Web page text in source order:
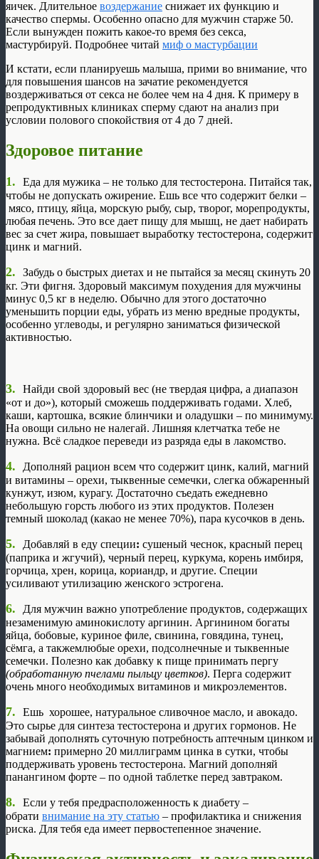
яичек. Длительное воздержание снижает их функцию и
качество спермы. Особенно опасно для мужчин старже 50.
Если вынужден пожить какое-то время без секса,
мастурбируй. Подробнее читай миф о мастурбации
И кстати, если планируешь малыша, прими во внимание, что
для повышения шансов на зачатие рекомендуется
воздерживаться от секса не более чем на 4 дня. К примеру в
репродуктивных клиниках сперму сдают на анализ при
условии полового спокойствия от 4 до 7 дней.
Здоровое питание
1. Еда для мужика – не только для тестостерона. Питайся так,
чтобы не допускать ожирение. Ешь все что содержит белки –
мясо, птицу, яйца, морскую рыбу, сыр, творог, морепродукты,
любая печень. Это все дает пищу для мышц, не дает набирать
вес за счет жира, повышает выработку тестостерона, содержит
цинк и магний.
2. Забудь о быстрых диетах и не пытайся за месяц скинуть 20
кг. Эти фигня. Здоровый максимум похудения для мужчины
минус 0,5 кг в неделю. Обычно для этого достаточно
уменьшить порции еды, убрать из меню вредные продукты,
особенно углеводы, и регулярно заниматься физической
активностью.
3. Найди свой здоровый вес (не твердая цифра, а диапазон
«от и до»), который сможешь поддерживать годами. Хлеб,
каши, картошка, всякие блинчики и оладушки – по минимуму.
На овощи сильно не налегай. Лишняя клетчатка тебе не
нужна. Всё сладкое переведи из разряда еды в лакомство.
4.
Дополняй рацион всем что содержит цинк, калий, магний
и витамины – орехи, тыквенные семечки, слегка обжаренный
кунжут, изюм, курагу. Достаточно съедать ежедневно
небольшую горсть любого из этих продуктов. Полезен
темный шоколад (какао не менее 70%), пара кусочков в день.
5. Добавляй в еду специи: сушеный чеснок, красный перец
(паприка и жгучий), черный перец, куркума, корень имбиря,
горчица, хрен, корица, кориандр, и другие. Специи
усиливают утилизацию женского эстрогена.
6.
Для мужчин важно употребление продуктов, содержащих
незаменимую аминокислоту аргинин. Аргинином богаты
яйца, бобовые, куриное филе, свинина, говядина, тунец,
сёмга, а такжемлюбые орехи, подсолнечные и тыквенные
семечки. Полезно как добавку к пище принимать пергу
(обработанную пчелами пыльцу цветков). Перга содержит
очень много необходимых витаминов и микроэлементов.
7. Ешь хорошее, натуральное сливочное масло, и авокадо.
Это сырье для синтеза тестостерона и других гормонов. Не
забывай дополнять суточную потребность аптечным цинком и
магнием: примерно 20 миллиграмм цинка в сутки, чтобы
поддерживать уровень тестостерона. Магний дополняй
панангином форте – по одной таблетке перед завтраком.
8. Если у тебя предрасположенность к диабету –
обрати внимание на эту статью – профилактика и снижения
риска. Для тебя еда имеет первостепенное значение.